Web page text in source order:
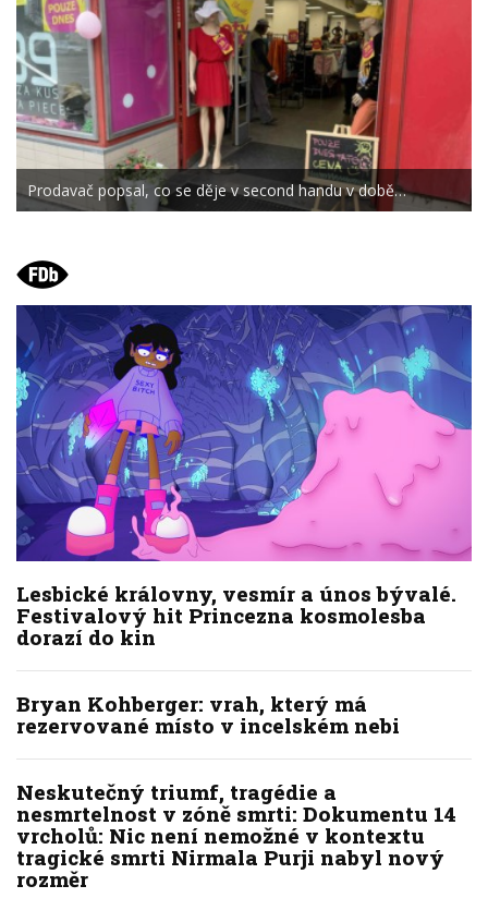
Prodavač popsal, co se děje v second handu v době…
Lesbické královny, vesmír a únos bývalé.
Festivalový hit Princezna kosmolesba
dorazí do kin
Bryan Kohberger: vrah, který má
rezervované místo v incelském nebi
Neskutečný triumf, tragédie a
nesmrtelnost v zóně smrti: Dokumentu 14
vrcholů: Nic není nemožné v kontextu
tragické smrti Nirmala Purji nabyl nový
rozměr